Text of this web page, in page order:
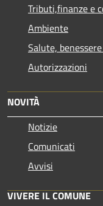
Tributi,finanze e
Ambiente
Salute,
Autorizzazioni
NOVITÀ
Notizie
Comunicati
Avvisi
VIVERE IL COMUNE